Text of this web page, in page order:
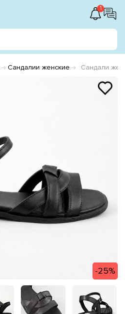
1
Сандалии женские Сандали
-25%